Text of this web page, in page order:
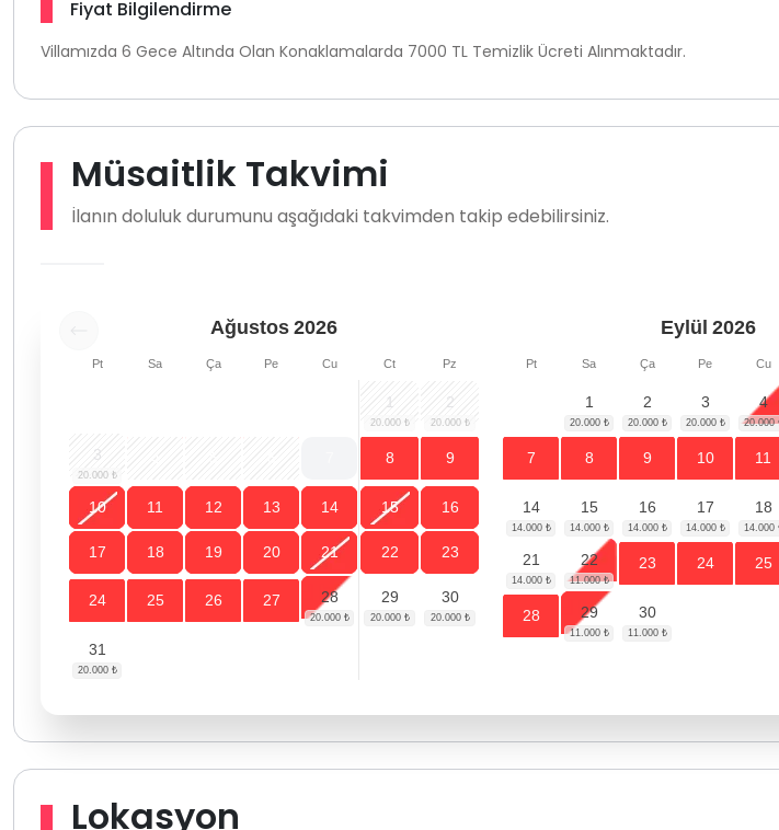
Fiyat Bilgilendirme
Villamızda 6 Gece Altında Olan Konaklamalarda 7000 TL Temizlik Ücreti Alınmaktadır.
Müsaitlik Takvimi
İlanın doluluk durumunu aşağıdaki takvimden takip edebilirsiniz.
Ağustos 2026
Pt Sa Ça Pe Cu Ct Pz
1 2
3 8 9
10 11 12 13 14 15 16
17 18 19 20 21 22 23
24 25 26 27 28 29 30
31
Eylül 2026
Pt Sa Ça Pe Cu
1 2 3 4
7 8 9 10 11
14 15 16 17 18
21 22 23 24 25
28 29 30
Lokasyon